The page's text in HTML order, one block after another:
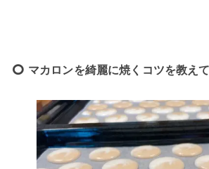
マカロンを綺麗に焼くコツを教えて